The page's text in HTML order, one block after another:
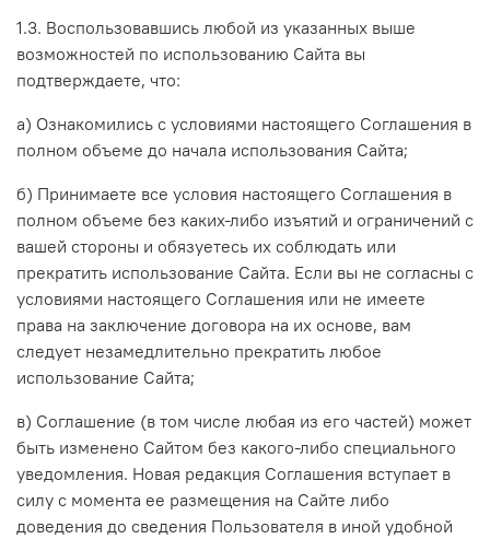
1.3. Воспользовавшись любой из указанных выше
возможностей по использованию Сайта вы
подтверждаете, что:
а) Ознакомились с условиями настоящего Соглашения в
полном объеме до начала использования Сайта;
б) Принимаете все условия настоящего Соглашения в
полном объеме без каких-либо изъятий и ограничений с
вашей стороны и обязуетесь их соблюдать или
прекратить использование Сайта. Если вы не согласны с
условиями настоящего Соглашения или не имеете
права на заключение договора на их основе, вам
следует незамедлительно прекратить любое
использование Сайта;
в) Соглашение (в том числе любая из его частей) может
быть изменено Сайтом без какого-либо специального
уведомления. Новая редакция Соглашения вступает в
силу с момента ее размещения на Сайте либо
доведения до сведения Пользователя в иной удобной